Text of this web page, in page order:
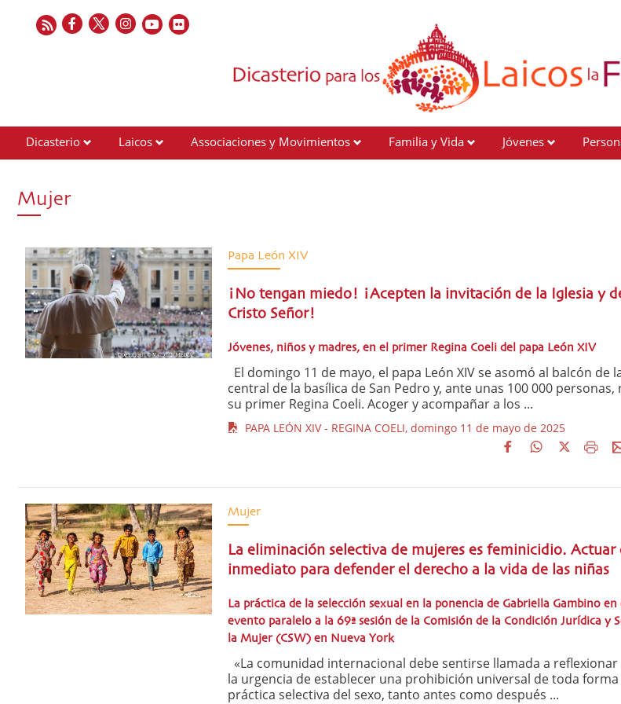
Dicasterio Laicos Associaciones y Movimientos Familia y Vida Jóvenes
Mujer
Papa León XIV
¡No tengan miedo! ¡Acepten la invitación de la Iglesia y
Cristo Señor!
Jóvenes, niños y madres, en el primer Regina Coeli del papa León XIV
El domingo 11 de mayo, el papa León XIV se asomó al balcón de
central de la basílica de San Pedro y, ante unas 100 000 personas,
su primer Regina Coeli. Acoger y acompañar a los ...
PAPA LEÓN XIV - REGINA COELI, domingo 11 de mayo de 2025
Mujer
La eliminación selectiva de mujeres es feminicidio. Actuar
inmediato para defender el derecho a la vida de las niñas
La práctica de la selección sexual en la ponencia de Gabriella Gambino en
evento paralelo a la 69ª sesión de la Comisión de la Condición Jurídica y
la Mujer (CSW) en Nueva York
«La comunidad internacional debe sentirse llamada a
la urgencia de establecer una prohibición universal de toda
práctica selectiva del sexo, tanto antes como después ...